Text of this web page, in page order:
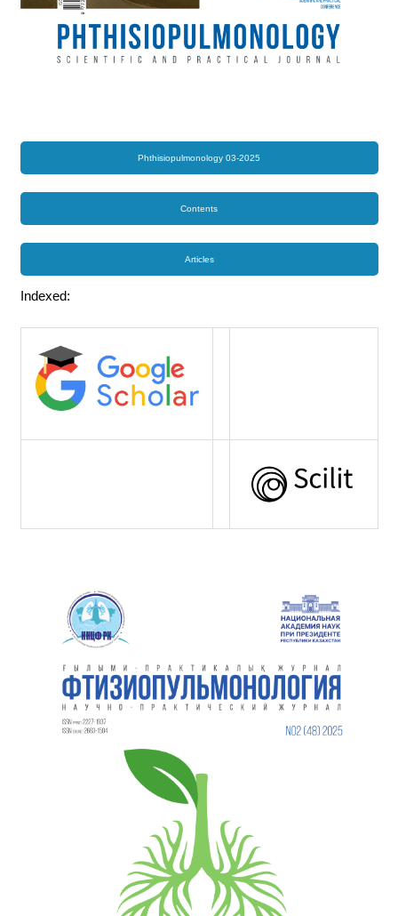
Phthisiopulmonology 03-2025
Contents
Articles
Indexed: